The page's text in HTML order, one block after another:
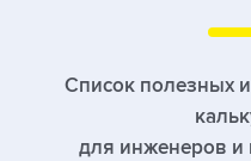
Список полезных
для инженеров